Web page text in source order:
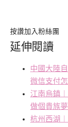
按讚加入粉絲團
延伸閱讀
中國大陸
微信支付
江南烏鎮
做個貴族夢
杭州西湖